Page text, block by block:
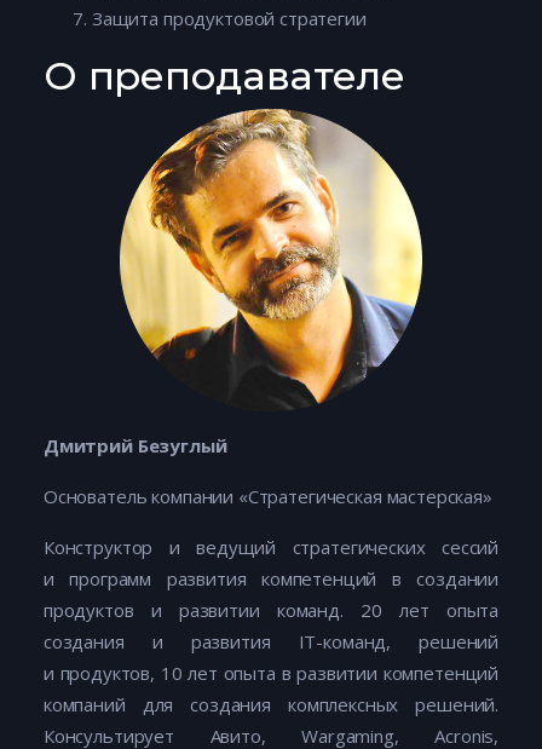
Защита продуктовой стратегии
О преподавателе
Дмитрий Безуглый
Основатель компании «Стратегическая мастерская»
Конструктор и ведущий стратегических сессий
и программ развития компетенций в создании
продуктов и развитии команд. 20 лет опыта
создания и развития IT-команд, решений
и продуктов, 10 лет опыта в развитии компетенций
компаний для создания комплексных решений.
Консультирует Авито, Wargaming, Acronis,